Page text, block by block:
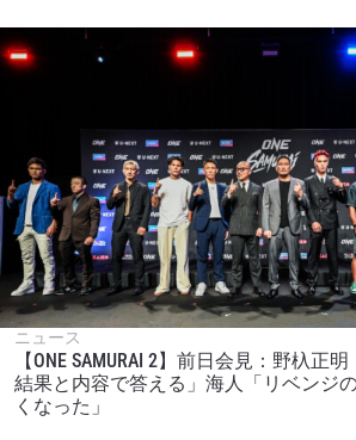
ニュース
【ONE SAMURAI 2】前日会見：野杁正
結果と内容で答える」海人「リベンジ
くなった」